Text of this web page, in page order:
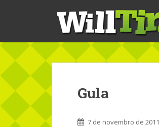
p
m
n
Gula
7 de novembro de 2011